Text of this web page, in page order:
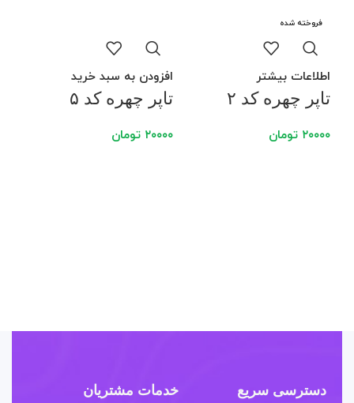
فروخته شده
اطلاعات بیشتر
تاپر چهره کد ۲
۲۰۰۰۰ تومان
افزودن به سبد خرید
تاپر چهره کد ۵
۲۰۰۰۰ تومان
دسترسی سریع خدمات مشتریان